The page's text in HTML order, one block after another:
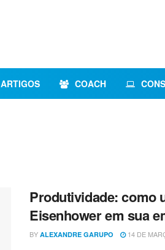
ARTIGOS COACH
Produtividade: como
Eisenhower em sua
BY ALEXANDRE GARUPO 14 DE